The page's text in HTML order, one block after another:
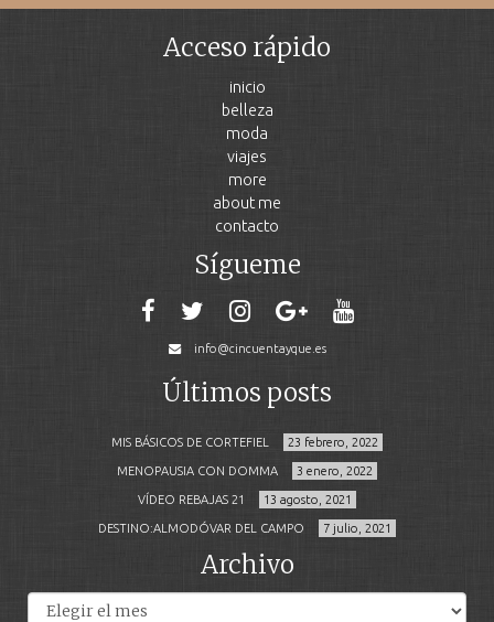
Acceso rápido
inicio
belleza
moda
viajes
more
about me
contacto
Sígueme
info@cincuentayque.es
Últimos posts
MIS BÁSICOS DE CORTEFIEL 23 febrero, 2022
MENOPAUSIA CON DOMMA 3 enero, 2022
VÍDEO REBAJAS 21 13 agosto, 2021
DESTINO:ALMODÓVAR DEL CAMPO 7 julio, 2021
Archivo